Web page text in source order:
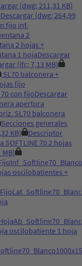
(dwg; 211,31 KB)
Descargar (dwg; 264,99
fijo inf.
2
2 hojas +
1 hojaDescargar
(ifc; 7,13 MB)
SL70 balconera +
fijo
70 con fijoDescargar
apertura
SL70 balconera
Secciones generales
KB)
Descriptor
SOFTLINE 70 2 hojas
MB)
oscilobatientes +
oscilobatiente 1 hoja